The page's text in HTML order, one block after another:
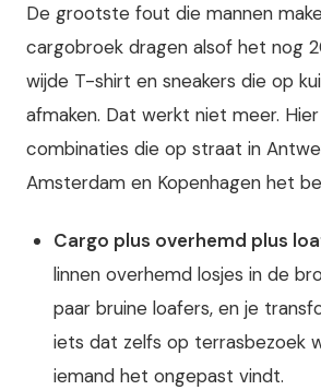
De grootste fout die mannen
cargobroek dragen alsof het nog
wijde T-shirt en sneakers die op
afmaken. Dat werkt niet meer.
combinaties die op straat in
Amsterdam en Kopenhagen het
Cargo plus overhemd plus
linnen overhemd losjes in de
paar bruine loafers, en je
iets dat zelfs op terrasbezoek
iemand het ongepast vindt.